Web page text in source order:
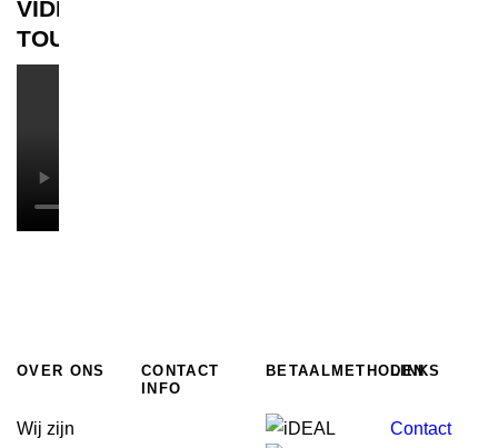
VIDEO
TOUR
OVER ONS
Wij zijn
CONTACT
INFO
BETAALMETHODEN
LINKS
Contact